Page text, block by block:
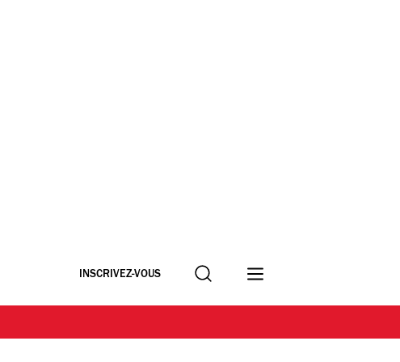
INSCRIVEZ-VOUS Recherche